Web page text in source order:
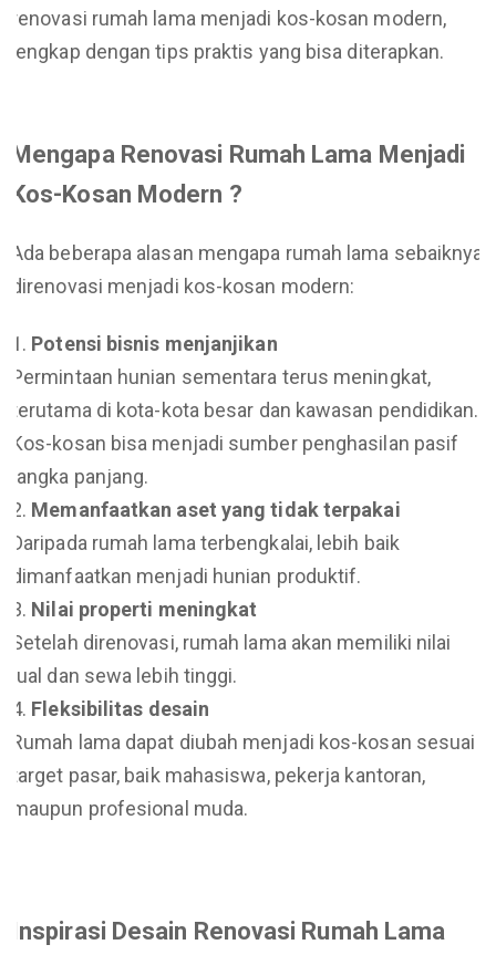
renovasi rumah lama menjadi kos-kosan modern,
lengkap dengan tips praktis yang bisa diterapkan.
Mengapa Renovasi Rumah Lama Menjadi
Kos-Kosan Modern ?
Ada beberapa alasan mengapa rumah lama sebaiknya
direnovasi menjadi kos-kosan modern:
Potensi bisnis menjanjikan
Permintaan hunian sementara terus meningkat,
terutama di kota-kota besar dan kawasan pendidikan.
Kos-kosan bisa menjadi sumber penghasilan pasif
jangka panjang.
Memanfaatkan aset yang tidak terpakai
Daripada rumah lama terbengkalai, lebih baik
dimanfaatkan menjadi hunian produktif.
Nilai properti meningkat
Setelah direnovasi, rumah lama akan memiliki nilai
jual dan sewa lebih tinggi.
Fleksibilitas desain
Rumah lama dapat diubah menjadi kos-kosan sesuai
target pasar, baik mahasiswa, pekerja kantoran,
maupun profesional muda.
Inspirasi Desain Renovasi Rumah Lama